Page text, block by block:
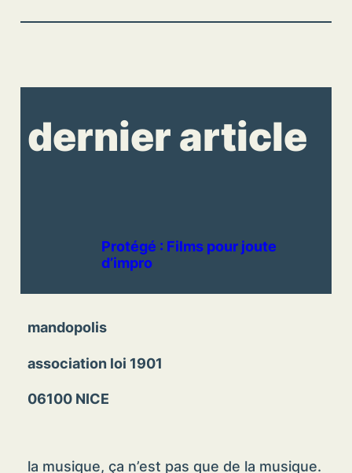
dernier article
Protégé : Films pour joute
d’impro
mandopolis
association loi 1901
06100 NICE
la musique, ça n’est pas que de la musique.